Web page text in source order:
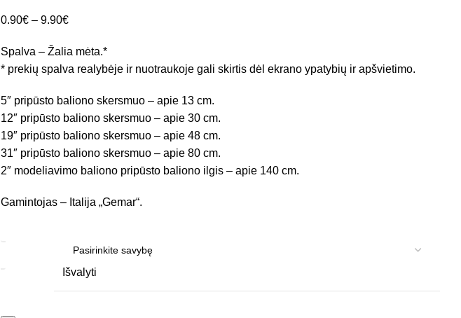
0.90€ – 9.90€
Spalva – Žalia mėta.*
* prekių spalva realybėje ir nuotraukoje gali skirtis dėl ekrano ypatybių ir apšvietimo.
5″ pripūsto baliono skersmuo – apie 13 cm.
12″ pripūsto baliono skersmuo – apie 30 cm.
19″ pripūsto baliono skersmuo – apie 48 cm.
31″ pripūsto baliono skersmuo – apie 80 cm.
2″ modeliavimo baliono pripūsto baliono ilgis – apie 140 cm.
Gamintojas – Italija „Gemar“.
Išvalyti